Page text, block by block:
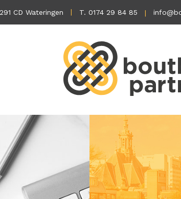
CD Wateringen T. 0174 29 84 85